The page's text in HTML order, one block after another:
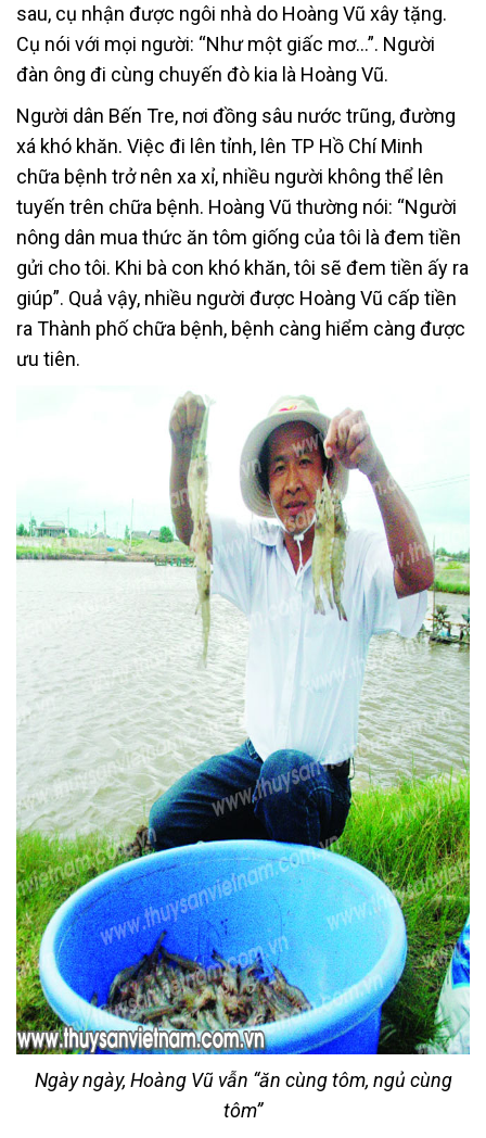
sau, cụ nhận được ngôi nhà do Hoàng Vũ xây tặng.
Cụ nói với mọi người: “Như một giấc mơ…”. Người
đàn ông đi cùng chuyến đò kia là Hoàng Vũ.
Người dân Bến Tre, nơi đồng sâu nước trũng, đường
xá khó khăn. Việc đi lên tỉnh, lên TP Hồ Chí Minh
chữa bệnh trở nên xa xỉ, nhiều người không thể lên
tuyến trên chữa bệnh. Hoàng Vũ thường nói: “Người
nông dân mua thức ăn tôm giống của tôi là đem tiền
gửi cho tôi. Khi bà con khó khăn, tôi sẽ đem tiền ấy ra
giúp”. Quả vậy, nhiều người được Hoàng Vũ cấp tiền
ra Thành phố chữa bệnh, bệnh càng hiểm càng được
ưu tiên.
Ngày ngày, Hoàng Vũ vẫn “ăn cùng tôm, ngủ cùng
tôm”